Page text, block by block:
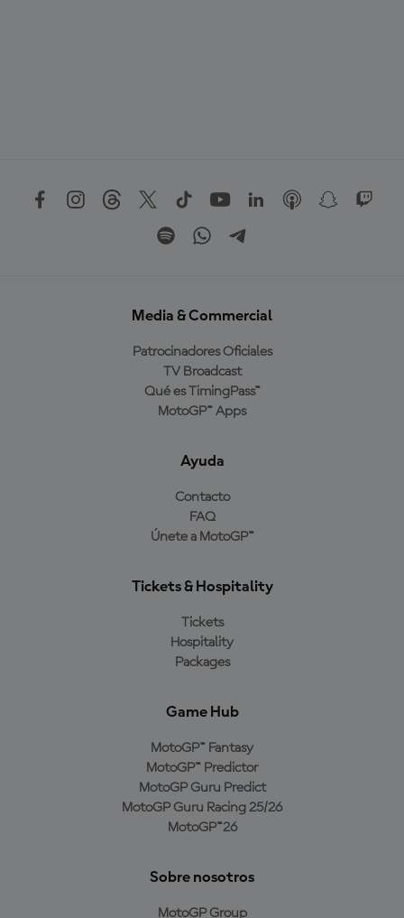
Media & Commercial
Patrocinadores Oficiales
TV Broadcast
Qué es TimingPass™
MotoGP™ Apps
Ayuda
Contacto
FAQ
Únete a MotoGP™
Tickets & Hospitality
Tickets
Hospitality
Packages
Game Hub
MotoGP™ Fantasy
MotoGP™ Predictor
MotoGP Guru Predict
MotoGP Guru Racing 25/26
MotoGP™26
Sobre nosotros
MotoGP Group